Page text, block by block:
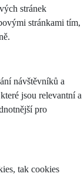
stránek
stránkami tím,
návštěvníků a
jsou relevantní a
pro
tak cookies